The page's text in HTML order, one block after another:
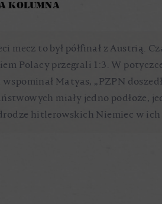
KOLUMNA
to był półfinał z Austrią.
Polacy przegrali 1:3. W
Matyas, „PZPN
miały jedno podłoże,
hitlerowskich Niemiec w ich